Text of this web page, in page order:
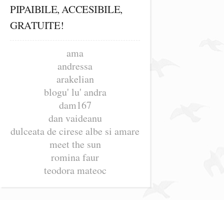
PIPAIBILE, ACCESIBILE,
GRATUITE!
ama
andressa
arakelian
blogu' lu' andra
dam167
dan vaideanu
dulceata de cirese albe si amare
meet the sun
romina faur
teodora mateoc